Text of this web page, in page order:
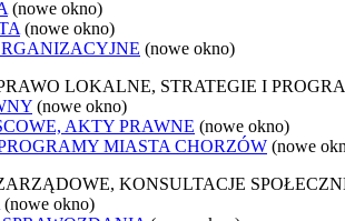
(nowe okno)
(nowe okno)
(nowe okno)
LOKALNE, STRATEGIE I
(nowe okno)
AKTY PRAWNE (nowe okno)
MIASTA CHORZÓW (nowe
KONSULTACJE
(nowe okno)